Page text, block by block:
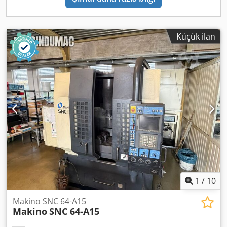
fiyatı talep üzerine verilir, fiyat pazarlığa açıktır. Dcodpfsy
Küçük ilan
1 / 10
Makino SNC 64-A15
MakinoSNC 64-A15